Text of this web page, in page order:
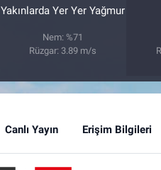
Yakınlarda Yer Yer Yağmur
Nem: %71
Rüzgar: 3.89 m/s
Canlı Yayın Erişim Bilgileri